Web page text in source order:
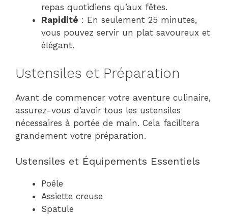
repas quotidiens qu’aux fêtes.
Rapidité : En seulement 25 minutes,
vous pouvez servir un plat savoureux et
élégant.
Ustensiles et Préparation
Avant de commencer votre aventure culinaire,
assurez-vous d’avoir tous les ustensiles
nécessaires à portée de main. Cela facilitera
grandement votre préparation.
Ustensiles et Équipements Essentiels
Poêle
Assiette creuse
Spatule